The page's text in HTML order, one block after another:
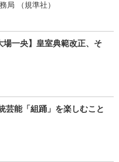
局 （規準社）
一央】皇室典範改正、そ
芸能「組踊」を楽しむこと